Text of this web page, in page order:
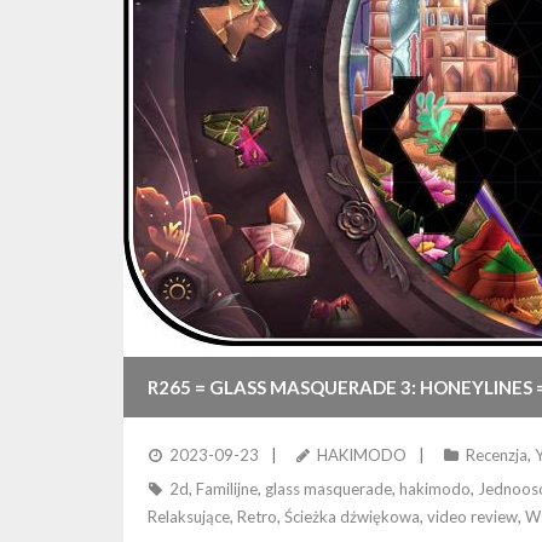
R265 = GLASS MASQUERADE 3:
2023-09-23 HAKIMODO Recenzja,
2d, Familijne, glass masquerade, hakimodo,
Relaksujące, Retro, Ścieżka dźwiękowa, video review,